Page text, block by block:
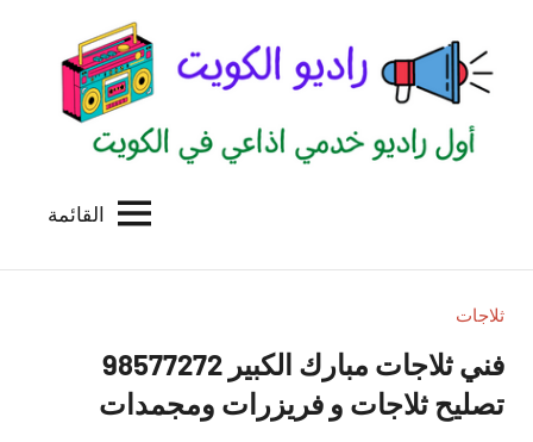
المحتوى
الكويت
للاعلانات
بالكويت
القائمة
ثلاجات
فني ثلاجات مبارك الكبير 98577272
تصليح ثلاجات و فريزرات ومجمدات